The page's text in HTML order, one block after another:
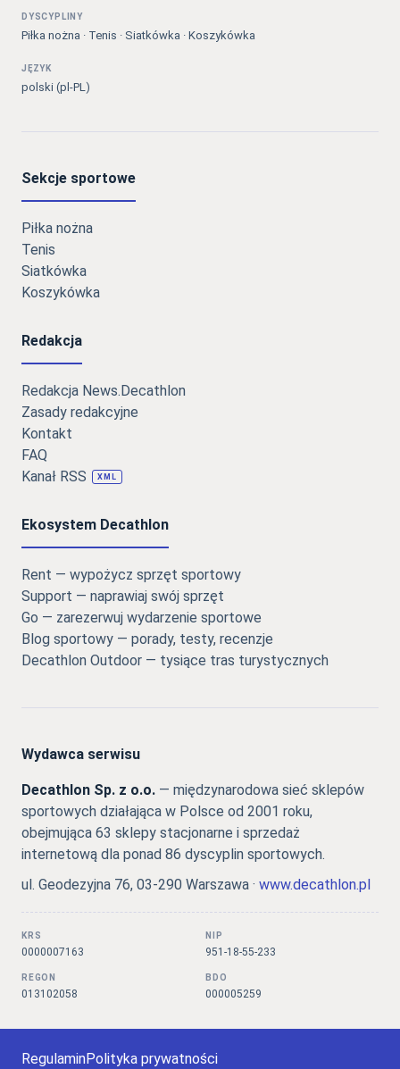
DYSCYPLINY
Piłka nożna · Tenis · Siatkówka · Koszykówka
JĘZYK
polski (pl-PL)
Sekcje sportowe
Piłka nożna
Tenis
Siatkówka
Koszykówka
Redakcja
Redakcja News.Decathlon
Zasady redakcyjne
Kontakt
FAQ
Kanał RSS
XML
Ekosystem Decathlon
Rent — wypożycz sprzęt sportowy
Support — naprawiaj swój sprzęt
Go — zarezerwuj wydarzenie sportowe
Blog sportowy — porady, testy, recenzje
Decathlon Outdoor — tysiące tras turystycznych
Wydawca serwisu
Decathlon Sp. z o.o. — międzynarodowa sieć sklepów
sportowych działająca w Polsce od 2001 roku,
obejmująca 63 sklepy stacjonarne i sprzedaż
internetową dla ponad 86 dyscyplin sportowych.
ul. Geodezyjna 76, 03-290 Warszawa · www.decathlon.pl
KRS
0000007163
NIP
951-18-55-233
REGON
013102058
BDO
000005259
RegulaminPolityka prywatności